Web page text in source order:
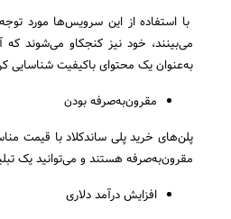
با استفاده از این سرویس‌ها مورد
می‌بینند، خود نیز کنجکاو می‌شوند
به‌عنوان یک محتوای باکیفیت شناسایی
مقرون‌به‌صرفه بودن
پلن‌های خرید پلی ساندکلاد با قیمت
مقرون‌به‌صرفه هستند و می‌توانید یک
افزایش درآمد دلاری